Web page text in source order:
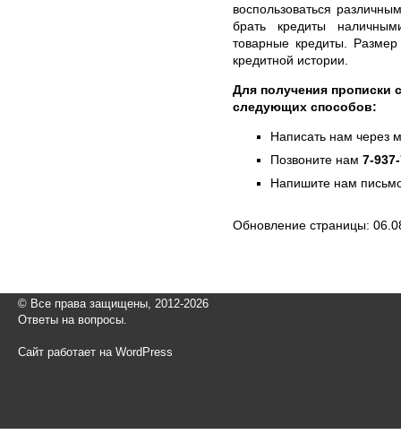
воспользоваться
брать кредиты
товарные кредиты.
кредитной истории.
Для получения прописки
следующих способов:
Написать нам через
Позвоните нам 7-
Напишите нам
Обновление страницы:
© Все права защищены, 2012-2026
Ответы на вопросы.
Сайт работает на WordPress